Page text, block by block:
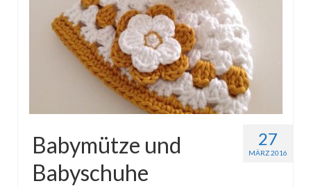
Topflappen
Winterzeit
Schals
Mützen
Stirnbänder
Specials
27
MÄRZ 2016
Babymütze und
Babyschuhe